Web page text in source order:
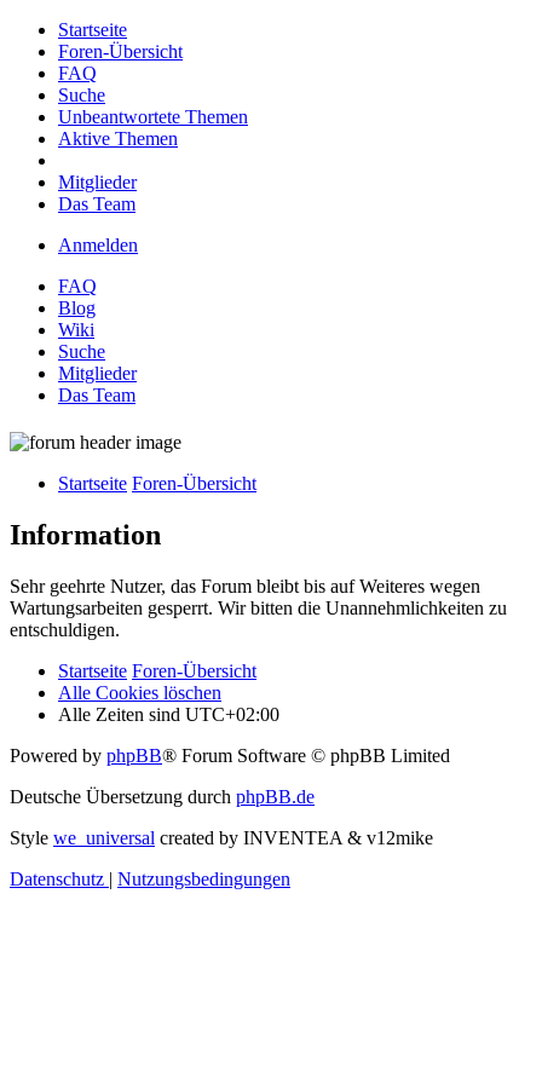
Startseite
Foren-Übersicht
FAQ
Suche
Unbeantwortete Themen
Aktive Themen
Mitglieder
Das Team
Anmelden
FAQ
Blog
Wiki
Suche
Mitglieder
Das Team
Startseite Foren-Übersicht
Information
Sehr geehrte Nutzer, das Forum bleibt bis auf Weiteres wegen
Wartungsarbeiten gesperrt. Wir bitten die Unannehmlichkeiten zu
entschuldigen.
Startseite Foren-Übersicht
Alle Cookies löschen
Alle Zeiten sind UTC+02:00
Powered by phpBB® Forum Software © phpBB Limited
Deutsche Übersetzung durch phpBB.de
Style we_universal created by INVENTEA & v12mike
Datenschutz | Nutzungsbedingungen